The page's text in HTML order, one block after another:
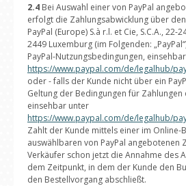
2.4 Bei Auswahl einer von PayPal
erfolgt die Zahlungsabwicklung über
PayPal (Europe) S.à r.l. et Cie, S.C.A., 22-
2449 Luxemburg (im Folgenden:
PayPal-Nutzungsbedingungen,
https://www.paypal.com/de/legalhub/
oder - falls der Kunde nicht über ein
Geltung der Bedingungen für Zahlungen
einsehbar unter
https://www.paypal.com/de/legalhub/
Zahlt der Kunde mittels einer im Online-
auswählbaren von PayPal angebotenen
Verkäufer schon jetzt die Annahme des
dem Zeitpunkt, in dem der Kunde den
den Bestellvorgang abschließt.